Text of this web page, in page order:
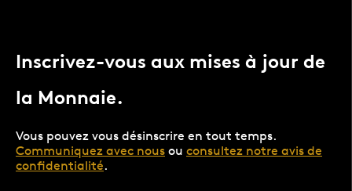
Inscrivez-vous aux mises à jour de
la Monnaie.
Vous pouvez vous désinscrire en tout temps.
Communiquez avec nous ou consultez notre avis de
confidentialité.